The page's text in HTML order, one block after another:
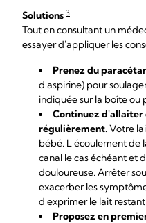
Solutions 3
Tout en consultant un
essayer d'appliquer les
Prenez du
d'aspirine) pour
indiquée sur la boîte ou
Continuez
régulièrement.Votre
bébé. L'écoulement de
canal le cas échéant et
douloureuse. Arrêter
exacerber les
d'exprimer le lait
Proposez en